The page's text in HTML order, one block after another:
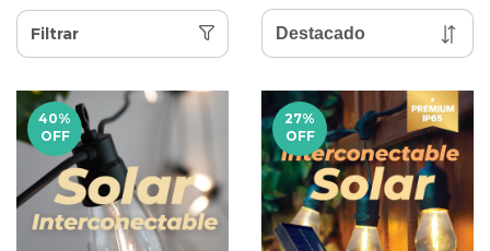
Filtrar
40%
OFF
27%
OFF